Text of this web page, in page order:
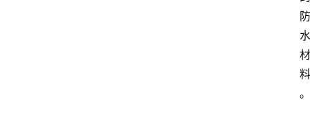
防
水
材
料
。